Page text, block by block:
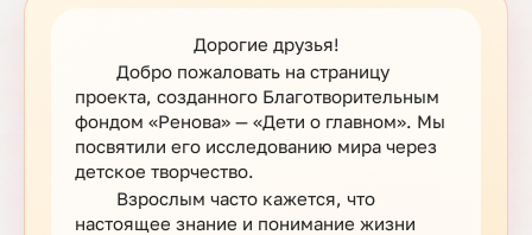
Дорогие друзья!
Добро пожаловать на страницу
проекта, созданного Благотворительным
фондом «Ренова» — «Дети о главном». Мы
посвятили его исследованию мира через
детское творчество.
Взрослым часто кажется, что
настоящее знание и понимание жизни